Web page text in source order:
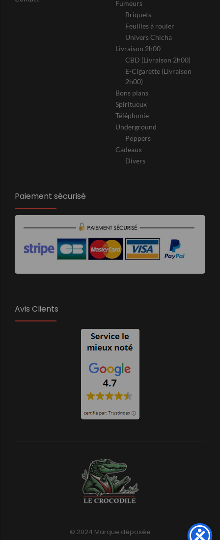
Fumeurs
Briquets
Feuilles à rouler
Univers Chicha
Livraison 2h00
CBD (Livraison 2h00)
E-Cigarette (Livraison
2h00)
Bons plans
Spiritueux
Téléphonie
Underground
Poppers
Cadeaux
Divers
Paiement sécurisé
Avis Clients
© 2024 Marque déposée